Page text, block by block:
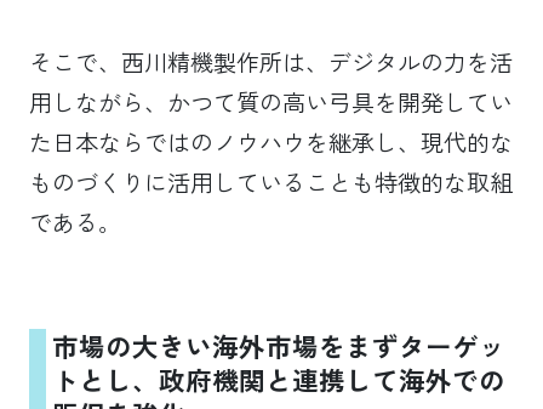
そこで、西川精機製作所は、デジタルの力を活
用しながら、かつて質の高い弓具を開発してい
た日本ならではのノウハウを継承し、現代的な
ものづくりに活用していることも特徴的な取組
である。
市場の大きい海外市場をまずターゲッ
トとし、政府機関と連携して海外での